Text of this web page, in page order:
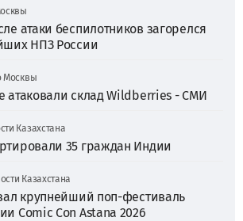
атаки беспилотников загорелся
НПЗ России
Москвы
атаковали склад Wildberries - СМИ
Казахстана
35 граждан Индии
Казахстана
крупнейший поп-фестиваль
Comic Con Astana 2026